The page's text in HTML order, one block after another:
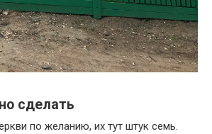
сделать
по желанию, их тут штук семь.